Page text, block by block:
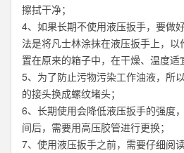
擦拭干净；
4、如果长期不使用液压扳手，要做
法是将凡士林涂抹在液压扳手上，
置在原来的箱子中，在干燥、温度适
5、为了防止污物污染工作油液，所
的接头换成螺纹堵头；
6、长期使用会降低液压扳手的强度
间后，需要用高压胶管进行更换；
7、使用液压扳手之前，需要仔细阅